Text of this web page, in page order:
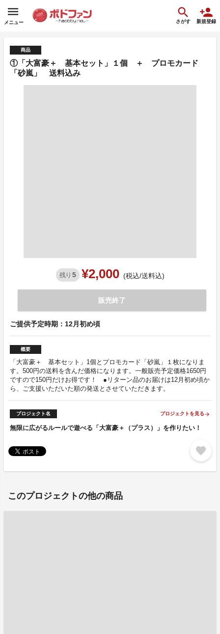
メニュー さがす 新規登録
商品
①「大富豪＋ 基本セット」１個 ＋ プロモカード
「砂嵐」 送料込み
残り 5 ¥2,000 (税込/送料込)
販売終了
ご提供予定時期：12月初め頃
概要
「大富豪＋ 基本セット」1個とプロモカード「砂嵐」１枚になりま
す。500円の送料を含んだ価格になります。一般販売予定価格1650円
ですので150円だけお得です！ ●リターン品のお届けは12月初め頃か
ら、ご支援いただいた順の発送とさせていただきます。
プロジェクト名 プロジェクトを見る arrow_forward
無限に広がるルールで遊べる「大富豪＋（プラス）」を作りたい！
favorite
このプロジェクトの他の商品